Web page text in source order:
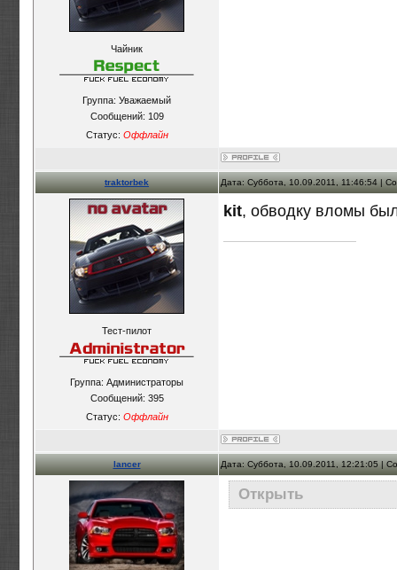
Чайник
Группа: Уважаемый
Сообщений: 109
Статус: Оффлайн
traktorbek Дата: Суббота, 10.09.2011, 11:46:54 |
Тест-пилот
Группа: Администраторы
Сообщений: 395
Статус: Оффлайн
kit, обводку вломы
lancer Дата: Суббота, 10.09.2011, 12:21:05 |
Открыть